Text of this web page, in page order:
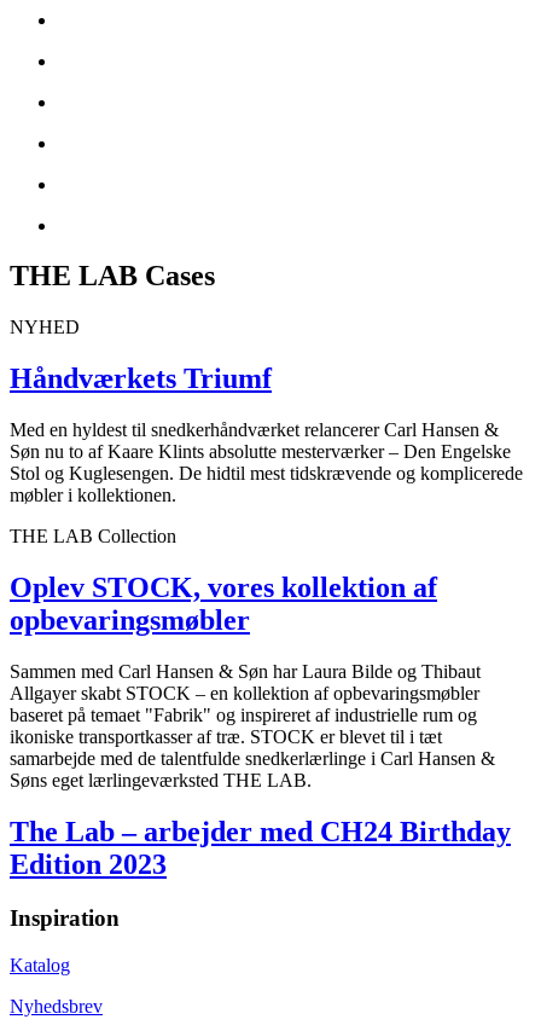
THE LAB Cases
NYHED
Håndværkets Triumf
Med en hyldest til snedkerhåndværket relancerer Carl Hansen &
Søn nu to af Kaare Klints absolutte mesterværker – Den Engelske
Stol og Kuglesengen. De hidtil mest tidskrævende og komplicerede
møbler i kollektionen.
THE LAB Collection
Oplev STOCK, vores kollektion af
opbevaringsmøbler
Sammen med Carl Hansen & Søn har Laura Bilde og Thibaut
Allgayer skabt STOCK – en kollektion af opbevaringsmøbler
baseret på temaet "Fabrik" og inspireret af industrielle rum og
ikoniske transportkasser af træ. STOCK er blevet til i tæt
samarbejde med de talentfulde snedkerlærlinge i Carl Hansen &
Søns eget lærlingeværksted THE LAB.
The Lab – arbejder med CH24 Birthday
Edition 2023
Inspiration
Katalog
Nyhedsbrev